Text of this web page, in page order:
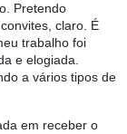
Pretendo
claro. É
trabalho foi
e elogiada.
a vários tipos de
em receber o